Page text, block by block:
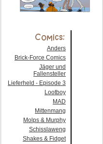
Anders
Brick-Force Comics
Jäger und
Fallensteller
Lieferheld - Episode 3
Lootboy
MAD
Mittenmang
Molps & Murphy
Schisslaweng
Shakes & Fidget